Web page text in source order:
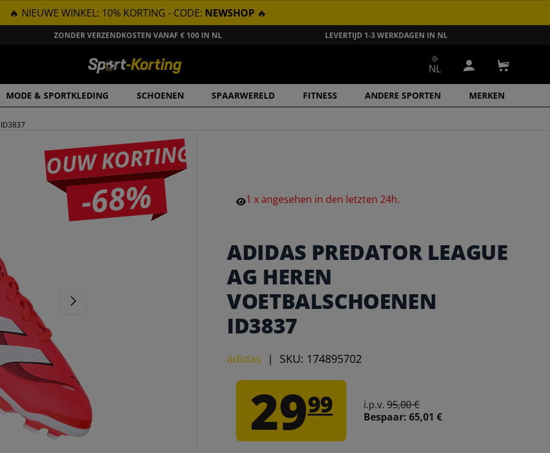
🔥 NIEUWE WINKEL: 10% KORTING - CODE: NEWSHOP 🔥
ZONDER VERZENDKOSTEN VANAF € 100 IN NL LEVERTIJD 1-3 WERKDAGEN IN NL
MODE & SPORTKLEDING SCHOENEN SPAARWERELD FITNESS ANDERE SPORTEN MERKEN
NL Inloggen
JOUW KORTING
-68%
VOLGENDE
1xangesehen in den letzten24h.
ADIDAS PREDATOR LEAGUE
AG HEREN
VOETBALSCHOENEN
ID3837
adidas | SKU: 174895702
2999 i.p.v.95,00 €
Bespaar:65,01 €